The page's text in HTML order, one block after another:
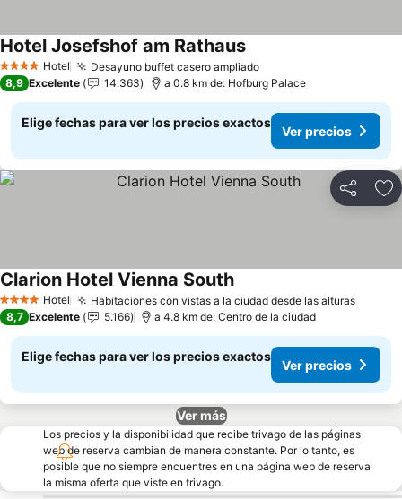
4 EstrellasHotel Desayuno buffet casero ampliadoVer precios
Hotel Josefshof am RathausVer precios
8,9 Excelente 14.363 a 0.8 km de: Hofburg Palace
Elige fechas para ver los precios exactos
Ver precios
Compartir
4 EstrellasHotel Habitaciones con vistas a la ciudad desde las alturasVer
Clarion Hotel Vienna SouthVer precios
8,7 Excelente 5.166 a 4.8 km de: Centro de la ciudad
Elige fechas para ver los precios exactos
Ver precios
Ver más
Los precios y la disponibilidad que recibe trivago de las páginas
web de reserva cambian de manera constante. Por lo tanto, es
posible que no siempre encuentres en una página web de reserva
la misma oferta que viste en trivago.